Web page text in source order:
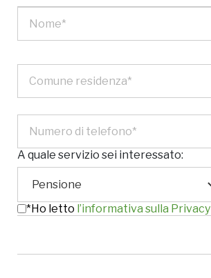
A quale servizio sei interessato:
*Ho letto l’informativa sulla Privacy